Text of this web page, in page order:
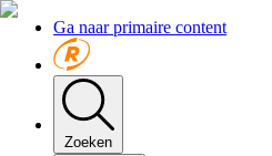
Ga naar primaire content
Zoeken